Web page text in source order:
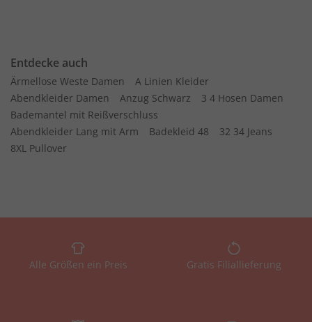
Entdecke auch
Ärmellose Weste Damen
A Linien Kleider
Abendkleider Damen
Anzug Schwarz
3 4 Hosen Damen
Bademantel mit Reißverschluss
Abendkleider Lang mit Arm
Badekleid 48
32 34 Jeans
8XL Pullover
Alle Größen ein Preis Gratis Filiallieferung